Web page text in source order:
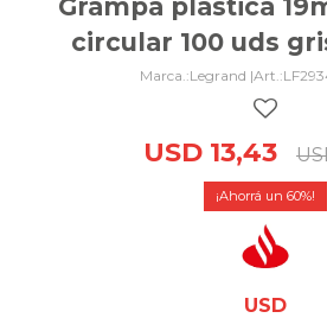
Grampa plástica
circular 100 uds
Legrand |
USD 13,43
60
USD